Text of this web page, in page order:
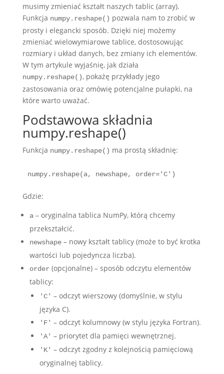
musimy zmieniać kształt naszych tablic (array).
Funkcja numpy.reshape() pozwala nam to zrobić w
prosty i elegancki sposób. Dzięki niej możemy
zmieniać wielowymiarowe tablice, dostosowując
rozmiary i układ danych, bez zmiany ich elementów.
W tym artykule wyjaśnię, jak działa
numpy.reshape(), pokażę przykłady jego
zastosowania oraz omówię potencjalne pułapki, na
które warto uważać.
Podstawowa składnia
numpy.reshape()
Funkcja numpy.reshape() ma prostą składnię:
numpy.reshape(a, newshape, order='C')
Gdzie:
a– oryginalna tablica NumPy, którą chcemy
przekształcić.
newshape– nowy kształt tablicy (może to być krotka
wartości lub pojedyncza liczba).
order (opcjonalne) – sposób odczytu elementów
tablicy:
'C' – odczyt wierszowy (domyślnie, w stylu
języka C).
'F' – odczyt kolumnowy (w stylu języka Fortran).
'A' – priorytet dla pamięci wewnętrznej.
'K' – odczyt zgodny z kolejnością pamięciową
oryginalnej tablicy.